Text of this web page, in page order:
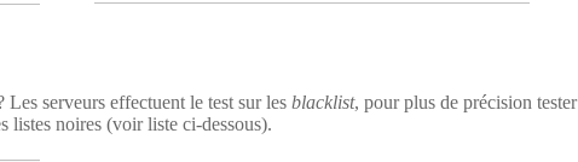
serveurs effectuent le test sur les blacklist, pour plus de précision tester
listes noires (voir liste ci-dessous).